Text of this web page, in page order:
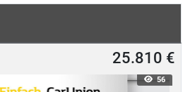
25.810 €
56